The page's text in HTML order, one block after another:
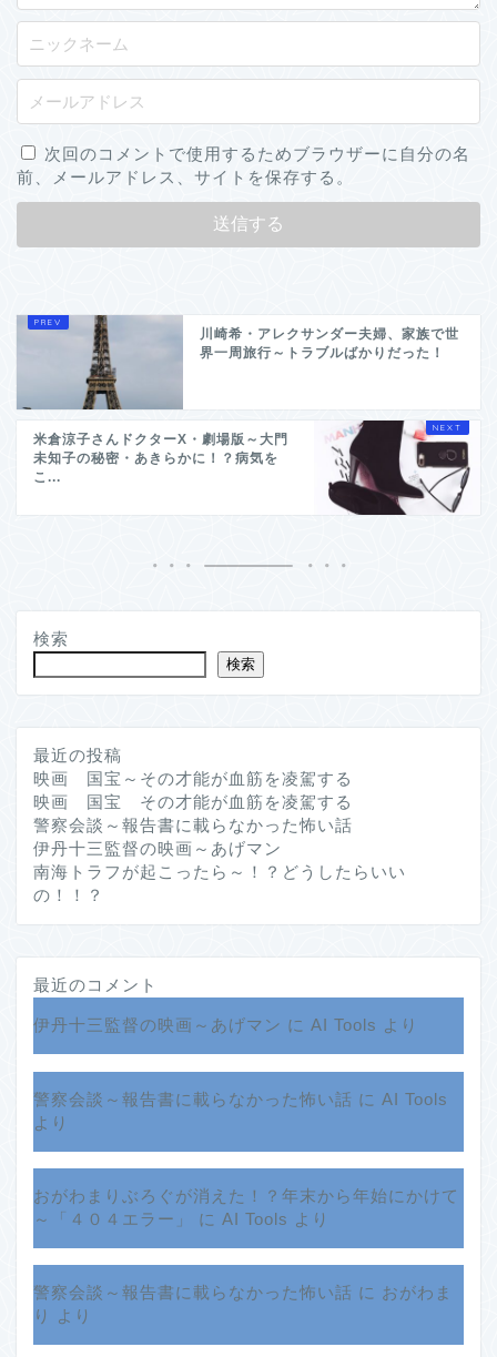
次回のコメントで使用するためブラウザーに自分の名
前、メールアドレス、サイトを保存する。
川崎希・アレクサンダー夫婦、家族で世
界一周旅行～トラブルばかりだった！
米倉涼子さんドクターX・劇場版～大門
未知子の秘密・あきらかに！？病気を
こ...
検索
検索
最近の投稿
映画 国宝～その才能が血筋を凌駕する
映画 国宝 その才能が血筋を凌駕する
警察会談～報告書に載らなかった怖い話
伊丹十三監督の映画～あげマン
南海トラフが起こったら～！？どうしたらいい
の！！？
最近のコメント
伊丹十三監督の映画～あげマン に AI Tools より
警察会談～報告書に載らなかった怖い話 に AI Tools
より
おがわまりぶろぐが消えた！？年末から年始にかけて
～「４０４エラー」
に AI Tools より
警察会談～報告書に載らなかった怖い話 に おがわま
り
より
ホーム
プロフィール